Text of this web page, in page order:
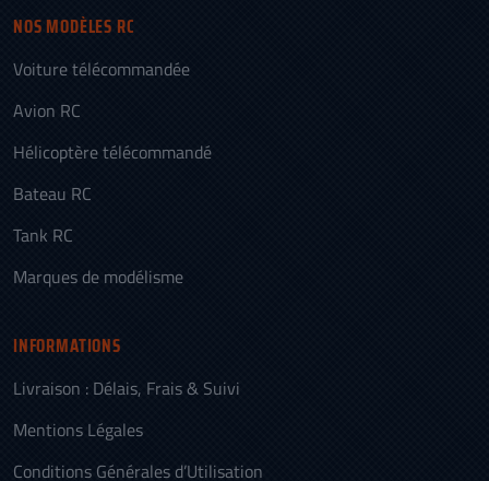
NOS MODÈLES RC
Voiture télécommandée
Avion RC
Hélicoptère télécommandé
Bateau RC
Tank RC
Marques de modélisme
INFORMATIONS
Livraison : Délais, Frais & Suivi
Mentions Légales
Conditions Générales d’Utilisation